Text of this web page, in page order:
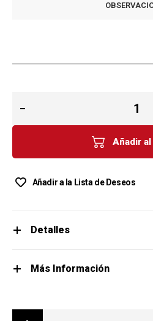
Añadir
Añadir a la Lista de Deseos
Detalles
Más Información